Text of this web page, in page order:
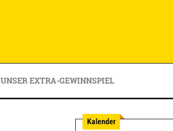
UNSER EXTRA-GEWINNSPIEL